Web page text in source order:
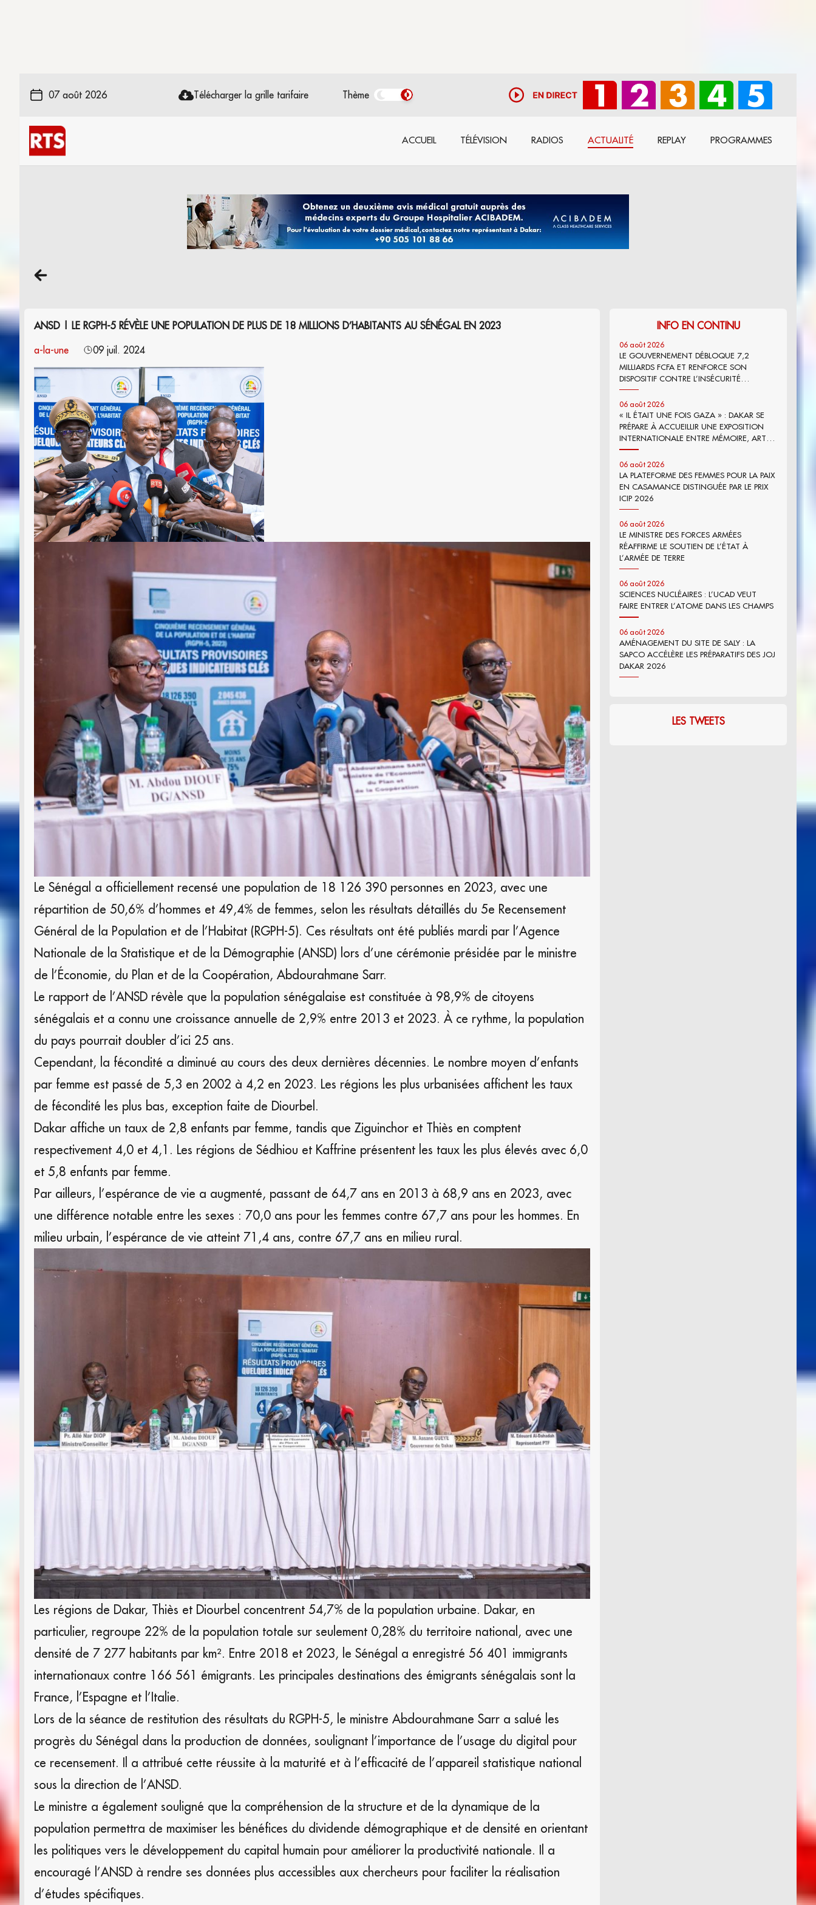
07 août 2026 Télécharger la grille tarifaire Thème
ACCUEIL TÉLÉVISION RADIOS ACTUALITÉ REPLAY PROGRAMMES
ANSD | LE RGPH-5 RÉVÈLE UNE POPULATION DE PLUS DE 18 MILLIONS D’HABITANTS AU SÉNÉGAL EN 2023
a-la-une
09 juil. 2024
Le Sénégal a officiellement recensé une population de 18 126 390 personnes en 2023, avec une
répartition de 50,6% d’hommes et 49,4% de femmes, selon les résultats détaillés du 5e Recensement
Général de la Population et de l’Habitat (RGPH-5). Ces résultats ont été publiés mardi par l’Agence
Nationale de la Statistique et de la Démographie (ANSD) lors d’une cérémonie présidée par le ministre
de l’Économie, du Plan et de la Coopération, Abdourahmane Sarr.
Le rapport de l’ANSD révèle que la population sénégalaise est constituée à 98,9% de citoyens
sénégalais et a connu une croissance annuelle de 2,9% entre 2013 et 2023. À ce rythme, la population
du pays pourrait doubler d’ici 25 ans.
Cependant, la fécondité a diminué au cours des deux dernières décennies. Le nombre moyen d’enfants
par femme est passé de 5,3 en 2002 à 4,2 en 2023. Les régions les plus urbanisées affichent les taux
de fécondité les plus bas, exception faite de Diourbel.
Dakar affiche un taux de 2,8 enfants par femme, tandis que Ziguinchor et Thiès en comptent
respectivement 4,0 et 4,1. Les régions de Sédhiou et Kaffrine présentent les taux les plus élevés avec 6,0
et 5,8 enfants par femme.
Par ailleurs, l’espérance de vie a augmenté, passant de 64,7 ans en 2013 à 68,9 ans en 2023, avec
une différence notable entre les sexes : 70,0 ans pour les femmes contre 67,7 ans pour les hommes. En
milieu urbain, l’espérance de vie atteint 71,4 ans, contre 67,7 ans en milieu rural.
Les régions de Dakar, Thiès et Diourbel concentrent 54,7% de la population urbaine. Dakar, en
particulier, regroupe 22% de la population totale sur seulement 0,28% du territoire national, avec une
densité de 7 277 habitants par km². Entre 2018 et 2023, le Sénégal a enregistré 56 401 immigrants
internationaux contre 166 561 émigrants. Les principales destinations des émigrants sénégalais sont la
France, l’Espagne et l’Italie.
Lors de la séance de restitution des résultats du RGPH-5, le ministre Abdourahmane Sarr a salué les
progrès du Sénégal dans la production de données, soulignant l’importance de l’usage du digital pour
ce recensement. Il a attribué cette réussite à la maturité et à l’efficacité de l’appareil statistique national
sous la direction de l’ANSD.
Le ministre a également souligné que la compréhension de la structure et de la dynamique de la
population permettra de maximiser les bénéfices du dividende démographique et de densité en orientant
les politiques vers le développement du capital humain pour améliorer la productivité nationale. Il a
encouragé l’ANSD à rendre ses données plus accessibles aux chercheurs pour faciliter la réalisation
d’études spécifiques.
INFO EN CONTINU
06 août 2026
LE GOUVERNEMENT DÉBLOQUE 7,2
MILLIARDS FCFA ET RENFORCE SON
DISPOSITIF CONTRE L’INSÉCURITÉ
ALIMENTAIRE
06 août 2026
« IL ÉTAIT UNE FOIS GAZA » : DAKAR SE
PRÉPARE À ACCUEILLIR UNE EXPOSITION
INTERNATIONALE ENTRE MÉMOIRE, ART
ET PLAIDOYER
06 août 2026
LA PLATEFORME DES FEMMES POUR LA PAIX
EN CASAMANCE DISTINGUÉE PAR LE PRIX
ICIP 2026
06 août 2026
LE MINISTRE DES FORCES ARMÉES
RÉAFFIRME LE SOUTIEN DE L’ÉTAT À
L’ARMÉE DE TERRE
06 août 2026
SCIENCES NUCLÉAIRES : L’UCAD VEUT
FAIRE ENTRER L’ATOME DANS LES CHAMPS
06 août 2026
AMÉNAGEMENT DU SITE DE SALY : LA
SAPCO ACCÉLÈRE LES PRÉPARATIFS DES JOJ
DAKAR 2026
LES TWEETS